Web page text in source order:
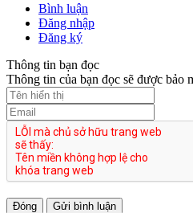
Bình luận
Đăng nhập
Đăng ký
Thông tin bạn đọc
Thông tin của bạn đọc sẽ được bảo
Đóng Gửi bình luận